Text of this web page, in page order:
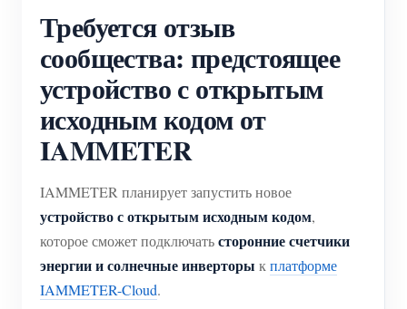
Требуется отзыв
сообщества: предстоящее
устройство с открытым
исходным кодом от
IAMMETER
IAMMETER планирует запустить новое
устройство с открытым исходным кодом,
которое сможет подключатьсторонние счетчики
энергии и солнечные инверторы кплатформе
IAMMETER-Cloud.